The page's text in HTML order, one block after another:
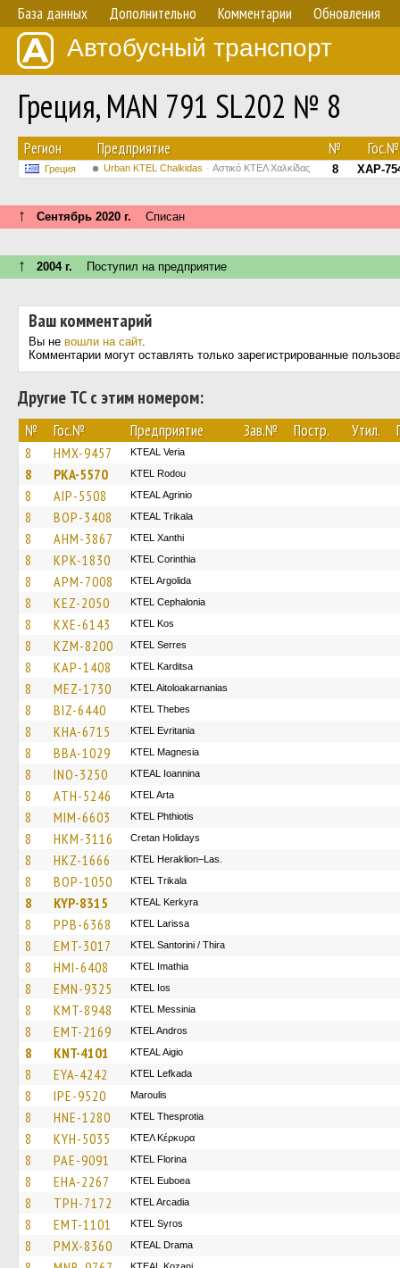
База данных Дополнительно Комментарии Обновления
Автобусный транспорт
Греция, MAN 791 SL202 № 8
Регион Предприятие № Гос.№
Греция Urban KTEL Chalkidas Αστικό ΚΤΕΛ Χαλκίδας 8 XAP-
↑ Сентябрь 2020 г. Списан
↑ 2004 г. Поступил на предприятие
Ваш комментарий
Вы не вошли на сайт.
Комментарии могут оставлять только зарегистрированные
Другие ТС с этим номером:
№ Гос.№ Предприятие Зав.№ Постр. Утил.
8 HMX-9457 KTEAL Veria
8 PKA-5570 ΚΤΕL Rodou
8 AIP-5508 KTEAL Agrinio
8 BOP-3408 KTEAL Trikala
8 AHM-3867 KTEL Xanthi
8 KPK-1830 KTEL Corinthia
8 APM-7008 KTEL Argolida
8 KEZ-2050 KTEL Cephalonia
8 KXE-6143 KTEL Kos
8 KZM-8200 KTEL Serres
8 KAP-1408 ΚΤΕL Karditsa
8 MEZ-1730 KTEL Aitoloakarnanias
8 BIZ-6440 KTEL Thebes
8 KHA-6715 ΚΤΕL Evritania
8 BBA-1029 ΚΤΕL Magnesia
8 INO-3250 KTEAL Ioannina
8 ATH-5246 KTEL Arta
8 MIM-6603 ΚΤΕL Phthiotis
8 HKM-3116 Cretan Holidays
8 HKZ-1666 KTEL Heraklion–Las.
8 BOP-1050 ΚΤΕL Τrikala
8 KYP-8315 KTEAL Kerkyra
8 PPB-6368 KTEL Larissa
8 EMT-3017 KTEL Santorini / Thira
8 HMI-6408 KTEL Imathia
8 EMN-9325 KTEL Ios
8 KMT-8948 KTEL Messinia
8 EMT-2169 KTEL Andros
8 KNT-4101 KTEAL Aigio
8 EYA-4242 KTEL Lefkada
8 IPE-9520 Maroulis
8 HNE-1280 KTEL Thesprotia
8 KYH-5035 ΚΤΕΛ Κέρκυρα
8 PAE-9091 KTEL Florina
8 EHA-2267 ΚΤΕL Euboea
8 TPH-7172 KTEL Arcadia
8 EMT-1101 KTEL Syros
8 PMX-8360 KTEAL Drama